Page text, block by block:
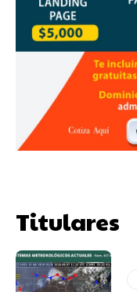
Titulares